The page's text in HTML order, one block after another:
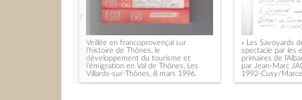
Veillée en francoprovençal sur
l’histoire de Thônes, le
développement du tourisme et
l’émigration en Val de Thônes, Les
Villards-sur-Thônes, 8 mars 1996.
« Les Savoyards
spectacle par les
primaires de
par Jean-Marc
1992-Cusy/